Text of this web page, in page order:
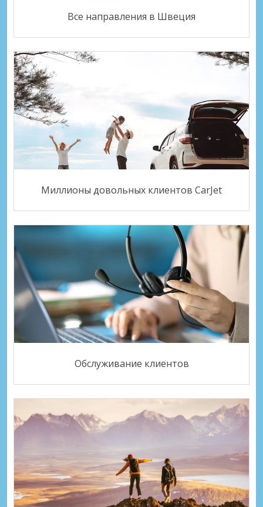
Все направления в Швеция
Миллионы довольных клиентов CarJet
Обслуживание клиентов